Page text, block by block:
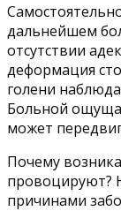
дальнейшем
отсутствии
деформация
голени
Больной
может
Почему
провоцируют?
причинами